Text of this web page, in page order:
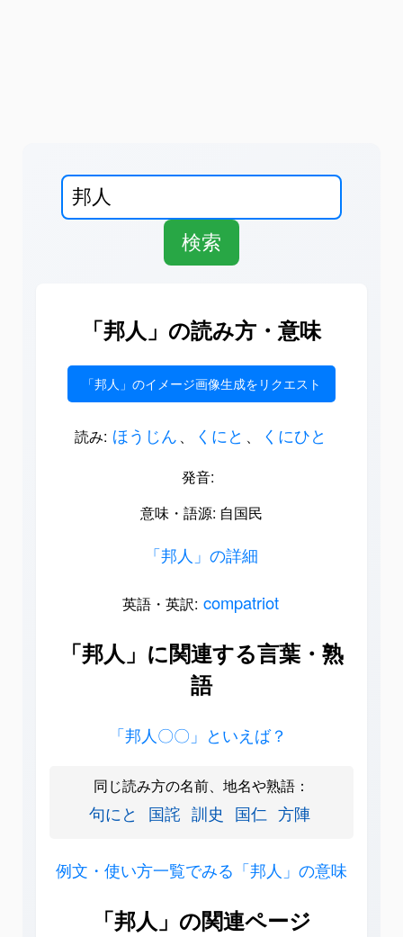
「邦人」の読み方・意味
「邦人」のイメージ画像生成をリクエスト
読み: ほうじん 、 くにと 、 くにひと
発音:
意味・語源: 自国民
「邦人」の詳細
英語・英訳: compatriot
「邦人」に関連する言葉・熟
語
「邦人〇〇」といえば？
同じ読み方の名前、地名や熟語：
句にと 国詫 訓史 国仁 方陣
例文・使い方一覧でみる「邦人」の意味
「邦人」の関連ページ